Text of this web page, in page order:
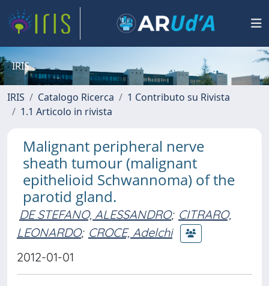
IRIS
IRIS Catalogo Ricerca
1 Contributo su Rivista
1.1 Articolo in rivista
Malignant peripheral nerve
sheath tumour (malignant
epithelioid Schwannoma) of the
parotid gland.
DE STEFANO, ALESSANDRO; CITRARO,
LEONARDO; CROCE, Adelchi
2012-01-01